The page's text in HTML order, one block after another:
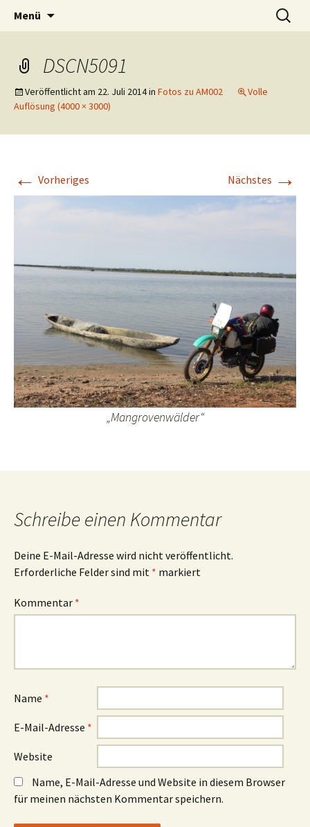
Am Mikrofon
Interviews in freier WIldbahn
Menü
Suchen
nach:
DSCN5091
Veröffentlicht am 22. Juli 2014in Fotos zu AM002
Volle
Auflösung (4000 × 3000)
← Vorheriges Nächstes →
„Mangrovenwälder“
Schreibe einen Kommentar
Deine E-Mail-Adresse wird nicht veröffentlicht.
Erforderliche Felder sind mit * markiert
Kommentar *
Name *
E-Mail-Adresse *
Website
Name, E-Mail-Adresse und Website in diesem Browser
für meinen nächsten Kommentar speichern.